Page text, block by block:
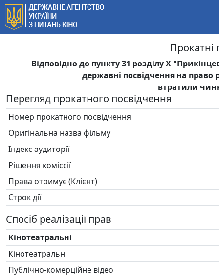
Прокатні
Відповідно до пункту 31 розділу Х
державні посвідчення на
втратили
Перегляд прокатного посвідчення
Номер прокатного посвідчення
Оригінальна назва фільму
Індекс аудиторії
Рішення коміссії
Права отримує (Клієнт)
Строк дії
Спосіб реалізації прав
Кінотеатральні
Кінотеатральні
Публічно-комерційне відео